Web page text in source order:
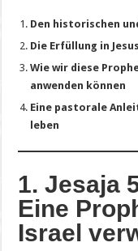
Den historischen
Die Erfüllung in
Wie wir diese
anwenden können
Eine pastorale
leben
1. Jesaja
Eine
Israel